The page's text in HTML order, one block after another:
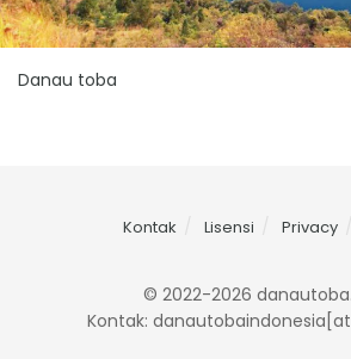
Danau toba
Kontak Lisensi Privacy
© 2022-2026
Kontak: